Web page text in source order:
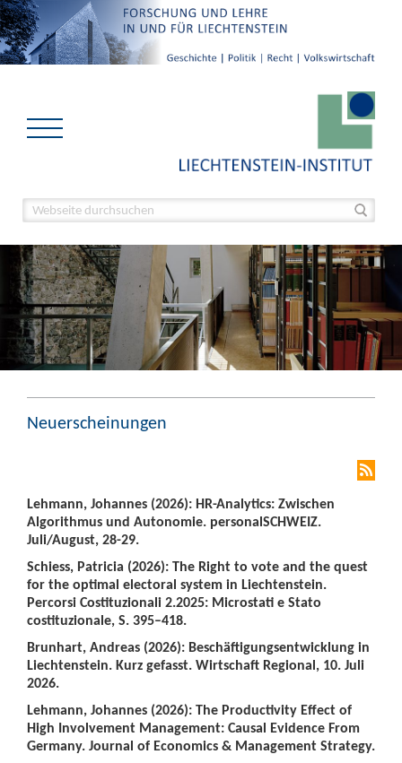
Neuerscheinungen
Lehmann, Johannes (2026): HR-Analytics: Zwischen
Algorithmus und Autonomie. personalSCHWEIZ.
Juli/August, 28-29.
Schiess, Patricia (2026): The Right to vote and the quest
for the optimal electoral system in Liechtenstein.
Percorsi Costituzionali 2.2025: Microstati e Stato
costituzionale, S. 395–418.
Brunhart, Andreas (2026): Beschäftigungsentwicklung in
Liechtenstein. Kurz gefasst. Wirtschaft Regional, 10. Juli
2026.
Lehmann, Johannes (2026): The Productivity Effect of
High Involvement Management: Causal Evidence From
Germany. Journal of Economics & Management Strategy.